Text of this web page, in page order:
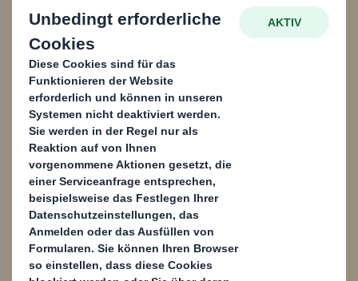
Das ist nur einer von vielen Gründen, warum
Sie uns vertrauen können, um Ihr Recycling zu
verbessern. Für weitere Gründe werfen Sie
doch einfach einen Blick in unsere Broschüre
und finden Sie heraus, was wir für Sie tun
könnten: